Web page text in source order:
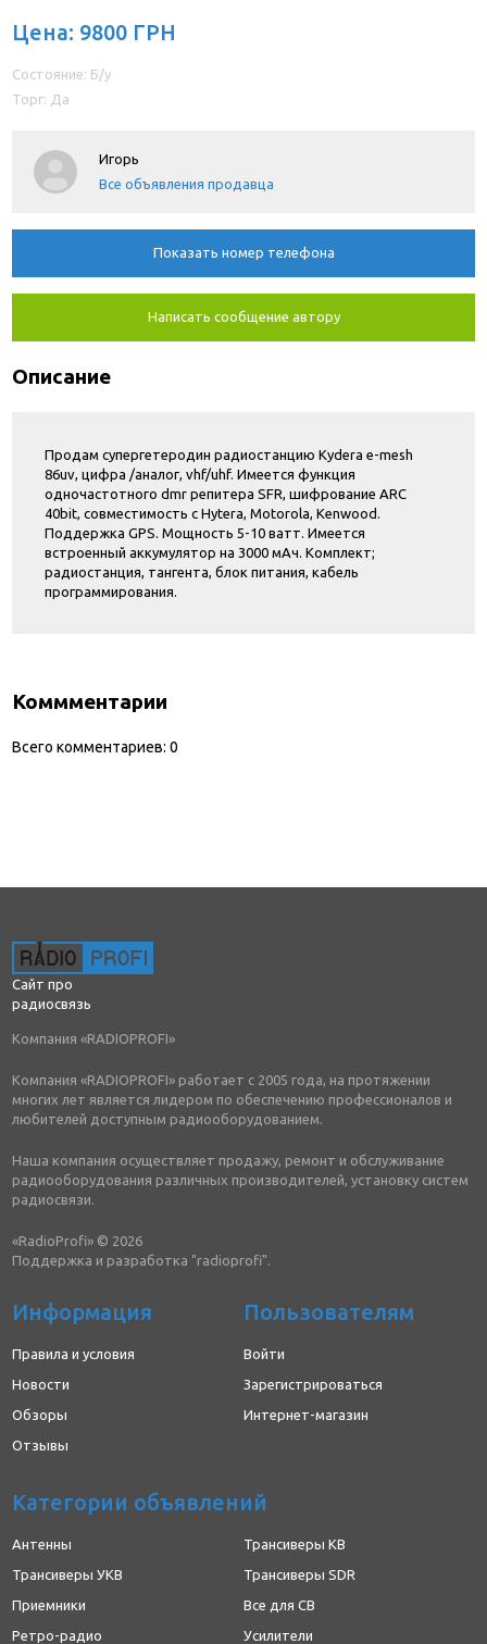
Цена: 9800 ГРН
Состояние: Б/у
Торг: Да
Игорь
Все объявления продавца
Показать номер телефона
Написать сообщение автору
Описание
Продам супергетеродин радиостанцию Kydera e-mesh
86uv, цифра /аналог, vhf/uhf. Имеется функция
одночастотного dmr репитера SFR, шифрование ARC
40bit, совместимость с Hytera, Motorola, Kenwood.
Поддержка GPS. Мощность 5-10 ватт. Имеется
встроенный аккумулятор на 3000 мАч. Комплект;
радиостанция, тангента, блок питания, кабель
программирования.
Коммментарии
Всего комментариев:0
Сайт про
радиосвязь
Компания «RADIOPROFI»
Компания «RADIOPROFI» работает с 2005 года, на протяжении
многих лет является лидером по обеспечению профессионалов и
любителей доступным радиооборудованием.
Наша компания осуществляет продажу, ремонт и обслуживание
радиооборудования различных производителей, установку систем
радиосвязи.
«RadioProfi» © 2026
Поддержка и разработка "radioprofi".
Информация
Правила и условия
Новости
Обзоры
Отзывы
Пользователям
Войти
Зарегистрироваться
Интернет-магазин
Категории объявлений
Антенны
Трансиверы КВ
Трансиверы УКВ
Трансиверы SDR
Приемники
Все для CB
Ретро-радио
Усилители